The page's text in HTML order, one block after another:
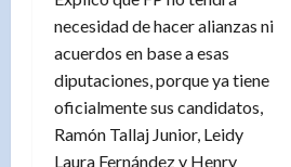
necesidad de hacer alianzas ni
acuerdos en base a esas
diputaciones, porque ya tiene
oficialmente sus candidatos,
Ramón Tallaj Junior, Leidy
Laura Fernández y Henry